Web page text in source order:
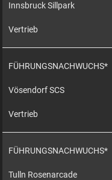
Innsbruck Sillpark
Vertrieb
FÜHRUNGSNACHWUCHS*
Vösendorf SCS
Vertrieb
FÜHRUNGSNACHWUCHS*
Tulln Rosenarcade